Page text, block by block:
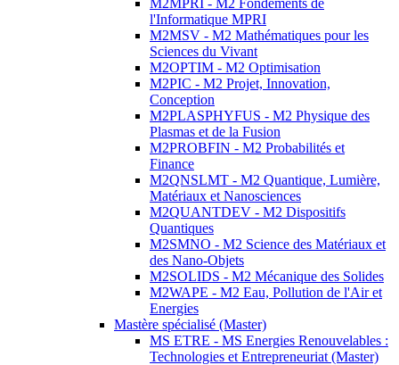
M2MPRI - M2 Fondements de
l'Informatique MPRI
M2MSV - M2 Mathématiques pour les
Sciences du Vivant
M2OPTIM - M2 Optimisation
M2PIC - M2 Projet, Innovation,
Conception
M2PLASPHYFUS - M2 Physique des
Plasmas et de la Fusion
M2PROBFIN - M2 Probabilités et
Finance
M2QNSLMT - M2 Quantique, Lumière,
Matériaux et Nanosciences
M2QUANTDEV - M2 Dispositifs
Quantiques
M2SMNO - M2 Science des Matériaux et
des Nano-Objets
M2SOLIDS - M2 Mécanique des Solides
M2WAPE - M2 Eau, Pollution de l'Air et
Energies
Mastère spécialisé (Master)
MS ETRE - MS Energies Renouvelables :
Technologies et Entrepreneuriat (Master)